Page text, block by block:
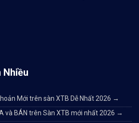
Nhiều
Mới trên sàn XTB Dễ Nhất 2026 →
và BÁN trên Sàn XTB mới nhất 2026 →